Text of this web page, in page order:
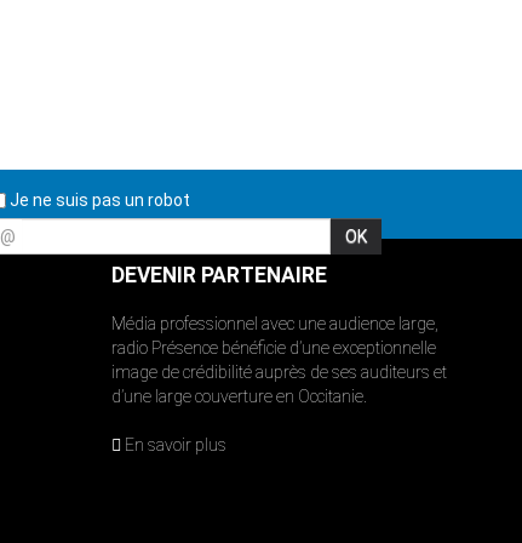
Je ne suis pas un robot
@
DEVENIR PARTENAIRE
Média professionnel avec une audience large,
radio Présence bénéficie d’une exceptionnelle
image de crédibilité auprès de ses auditeurs et
d’une large couverture en Occitanie.
En savoir plus